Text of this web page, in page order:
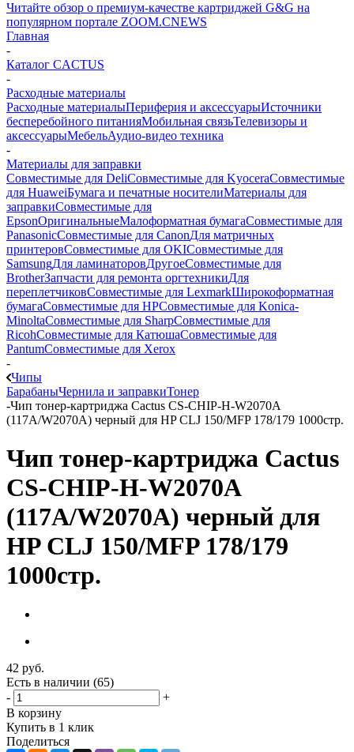
Читайте обзор о премиум-качестве картриджей G&G на
популярном портале ZOOM.CNEWS
Главная
-
Каталог CACTUS
-
Расходные материалы
Расходные материалыПериферия и аксессуарыИсточники
бесперебойного питанияМобильная связьТелевизоры и
аксессуарыМебельАудио-видео техника
-
Материалы для заправки
Совместимые для DeliСовместимые для KyoceraСовместимые
для HuaweiБумага и печатные носителиМатериалы для
заправкиСовместимые для
EpsonОригинальныеМалоформатная бумагаСовместимые для
PanasonicСовместимые для CanonДля матричных
принтеровСовместимые для OKIСовместимые для
SamsungДля ламинаторовДругоеСовместимые для
BrotherЗапчасти для ремонта оргтехникиДля
переплетчиковСовместимые для LexmarkШирокоформатная
бумагаСовместимые для HPСовместимые для Konica-
MinoltaСовместимые для SharpСовместимые для
RicohСовместимые для КатюшаСовместимые для
PantumСовместимые для Xerox
-
Чипы
БарабаныЧернила и заправкиТонер
-Чип тонер-картриджа Cactus CS-CHIP-H-W2070A
(117A/W2070A) черный для HP CLJ 150/MFP 178/179 1000стр.
Чип тонер-картриджа Cactus
CS-CHIP-H-W2070A
(117A/W2070A) черный для
HP CLJ 150/MFP 178/179
1000стр.
42 руб.
Есть в наличии (65)
-
+
В корзину
Купить в 1 клик
Поделиться